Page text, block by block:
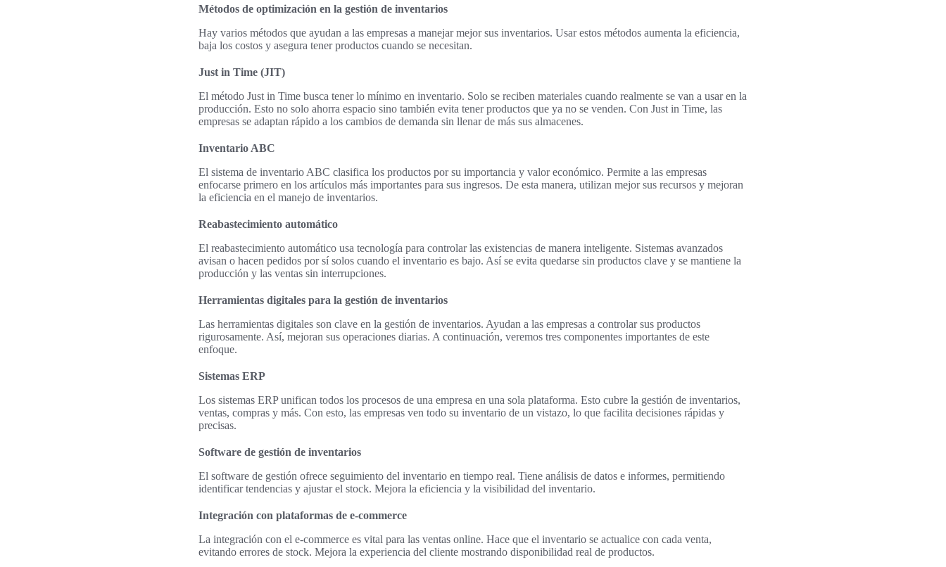
Métodos de optimización en la gestión de inventarios
Hay varios métodos que ayudan a las empresas a manejar mejor sus inventarios. Usar estos métodos aumenta la eficiencia,
baja los costos y asegura tener productos cuando se necesitan.
Just in Time (JIT)
El método Just in Time busca tener lo mínimo en inventario. Solo se reciben materiales cuando realmente se van a usar en la
producción. Esto no solo ahorra espacio sino también evita tener productos que ya no se venden. Con Just in Time, las
empresas se adaptan rápido a los cambios de demanda sin llenar de más sus almacenes.
Inventario ABC
El sistema de inventario ABC clasifica los productos por su importancia y valor económico. Permite a las empresas
enfocarse primero en los artículos más importantes para sus ingresos. De esta manera, utilizan mejor sus recursos y mejoran
la eficiencia en el manejo de inventarios.
Reabastecimiento automático
El reabastecimiento automático usa tecnología para controlar las existencias de manera inteligente. Sistemas avanzados
avisan o hacen pedidos por sí solos cuando el inventario es bajo. Así se evita quedarse sin productos clave y se mantiene la
producción y las ventas sin interrupciones.
Herramientas digitales para la gestión de inventarios
Las herramientas digitales son clave en la gestión de inventarios. Ayudan a las empresas a controlar sus productos
rigurosamente. Así, mejoran sus operaciones diarias. A continuación, veremos tres componentes importantes de este
enfoque.
Sistemas ERP
Los sistemas ERP unifican todos los procesos de una empresa en una sola plataforma. Esto cubre la gestión de inventarios,
ventas, compras y más. Con esto, las empresas ven todo su inventario de un vistazo, lo que facilita decisiones rápidas y
precisas.
Software de gestión de inventarios
El software de gestión ofrece seguimiento del inventario en tiempo real. Tiene análisis de datos e informes, permitiendo
identificar tendencias y ajustar el stock. Mejora la eficiencia y la visibilidad del inventario.
Integración con plataformas de e-commerce
La integración con el e-commerce es vital para las ventas online. Hace que el inventario se actualice con cada venta,
evitando errores de stock. Mejora la experiencia del cliente mostrando disponibilidad real de productos.